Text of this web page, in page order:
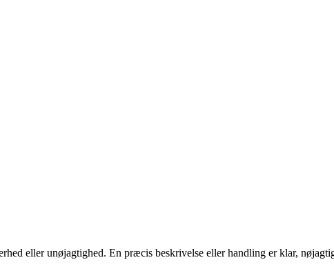
eller unøjagtighed. En præcis beskrivelse eller handling er klar,